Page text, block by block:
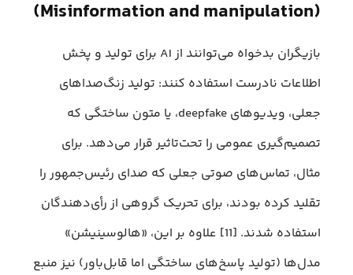
(Misinformation and manipulation)
بازیگران بدخواه می‌توانند از AI برای تولید و پخش
اطلاعات نادرست استفاده کنند: تولید زنگ‌صداهای
جعلی، ویدیوهای deepfake، یا متون ساختگی که
تصمیم‌گیری عمومی را تحت‌تاثیر قرار می‌دهد. برای
مثال، تماس‌های صوتی جعلی که صدای رئیس‌جمهور را
تقلید کرده بودند، برای تحریک گروهی از رأی‌دهندگان
استفاده شدند. [11] علاوه بر این، «هالوسینیشن»
مدل‌ها (تولید پاسخ‌های ساختگی اما قابل‌باور) نیز منبع